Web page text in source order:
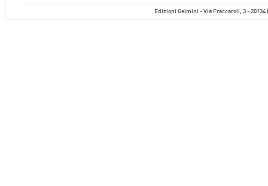
Edizioni Gelmini - Via Fraccaroli, 3 - 20134